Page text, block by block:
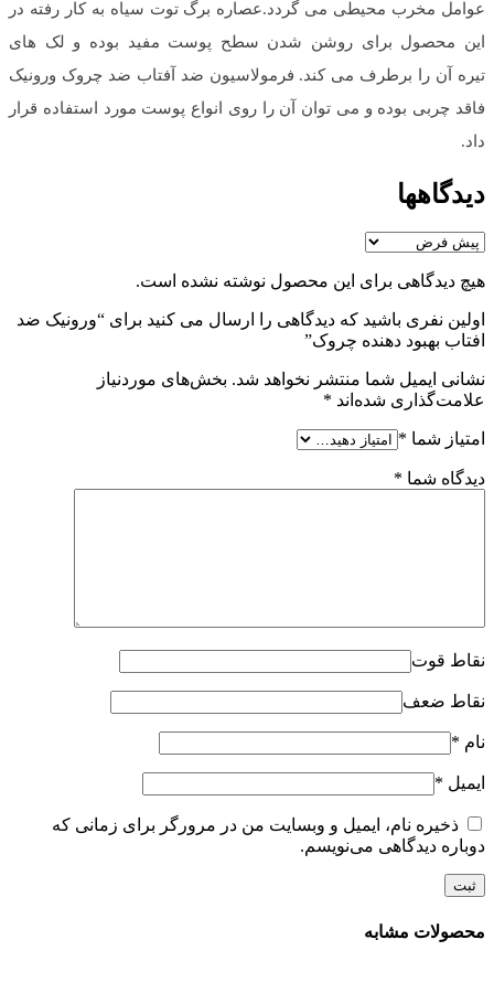
عوامل مخرب محیطی می گردد.عصاره برگ توت سیاه به کار رفته در
این محصول برای روشن شدن سطح پوست مفید بوده و لک های
تیره آن را برطرف می کند. فرمولاسیون ضد آفتاب ضد چروک ورونیک
فاقد چربی بوده و می توان آن را روی انواع پوست مورد استفاده قرار
داد.
دیدگاهها
هیچ دیدگاهی برای این محصول نوشته نشده است.
اولین نفری باشید که دیدگاهی را ارسال می کنید برای “ورونیک ضد
افتاب بهبود دهنده چروک”
نشانی ایمیل شما منتشر نخواهد شد. بخش‌های موردنیاز
علامت‌گذاری شده‌اند *
امتیاز شما *
دیدگاه شما *
نقاط قوت
نقاط ضعف
نام *
ایمیل *
ذخیره نام، ایمیل و وبسایت من در مرورگر برای زمانی که
دوباره دیدگاهی می‌نویسم.
محصولات مشابه